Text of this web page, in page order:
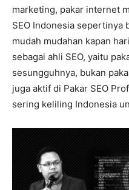
marketing, pakar internet
SEO Indonesia sepertinya
mudah mudahan kapan
sebagai ahli SEO, yaitu
sesungguhnya, bukan
juga aktif di Pakar SEO
sering keliling Indonesia